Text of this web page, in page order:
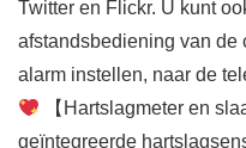
Twitter en Flickr. U kunt
afstandsbediening van de
alarm instellen, naar de
【Hartslagmeter en
geïntegreerde